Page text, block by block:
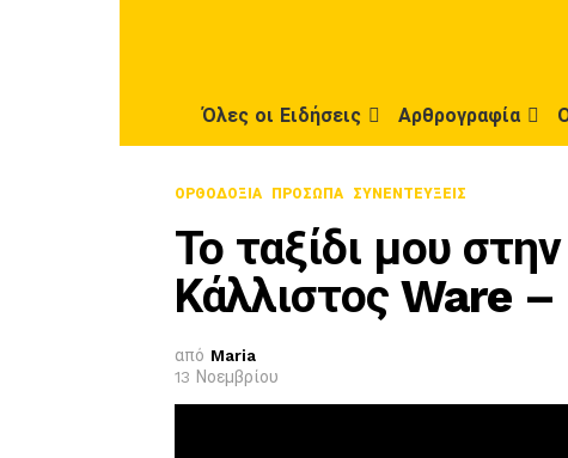
Όλες οι Ειδήσεις Αρθρογραφία
ΟΡΘΟΔΟΞΊΑ ΠΡΌΣΩΠΑ ΣΥΝΕΝΤΕΎΞΕΙΣ
Το ταξίδι μου
Κάλλιστος Ware
από Maria
13 Νοεμβρίου